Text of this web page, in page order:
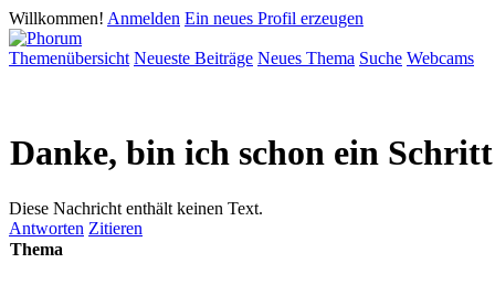
Willkommen! Anmelden Ein neues Profil erzeugen
Themenübersicht Neueste Beiträge Neues Thema Suche Webcams
Danke, bin ich schon ein
Diese Nachricht enthält keinen Text.
Antworten Zitieren
Thema